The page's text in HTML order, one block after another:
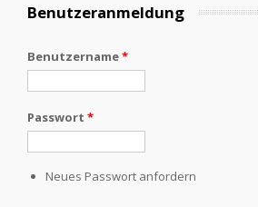
Benutzeranmeldung
Benutzername*
Passwort *
Neues Passwort anfordern